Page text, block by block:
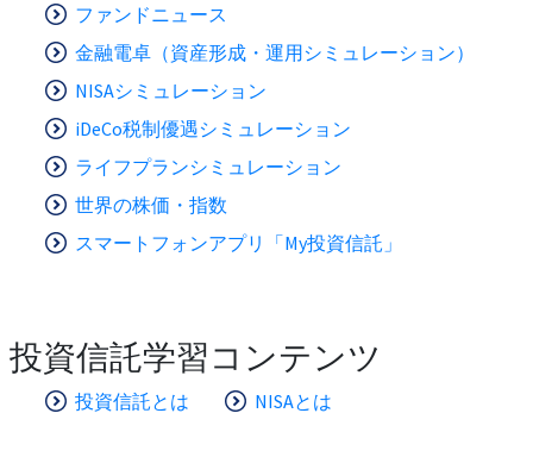
ファンドニュース
金融電卓（資産形成・運用シミュレーション）
NISAシミュレーション
iDeCo税制優遇シミュレーション
ライフプランシミュレーション
世界の株価・指数
スマートフォンアプリ「My投資信託」
投資信託学習コンテンツ
投資信託とは NISAとは